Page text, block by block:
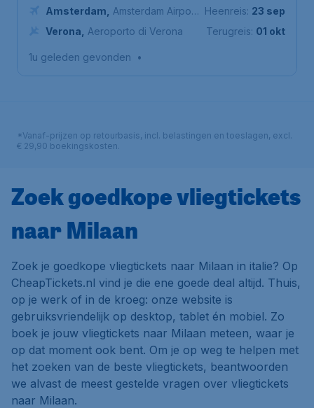
Amsterdam
Amsterdam Airport
Schiphol
Verona Aeroporto di Verona
Heenreis: 23 sep
Terugreis: 01 okt
1u geleden gevonden •
*Vanaf-prijzen op retourbasis, incl. belastingen en toeslagen, excl.
€ 29,90 boekingskosten.
Zoek goedkope vliegtickets
naar Milaan
Zoek je goedkope vliegtickets naar Milaan in italie? Op
CheapTickets.nl vind je die ene goede deal altijd. Thuis,
op je werk of in de kroeg: onze website is
gebruiksvriendelijk op desktop, tablet én mobiel. Zo
boek je jouw vliegtickets naar Milaan meteen, waar je
op dat moment ook bent. Om je op weg te helpen met
het zoeken van de beste vliegtickets, beantwoorden
we alvast de meest gestelde vragen over vliegtickets
naar Milaan.